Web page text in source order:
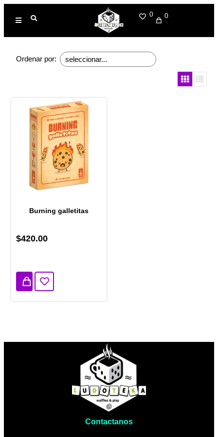
0 0
Ordenar por:
Burning galletitas
$420.00
Contactanos